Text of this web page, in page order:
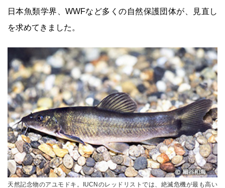
日本魚類学界、WWFなど多くの自然保護団体が、見直し
を求めてきました。
天然記念物のアユモドキ。IUCNのレッドリストでは、絶滅危機が最も高い